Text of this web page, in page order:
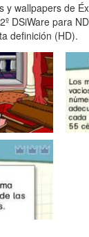
y wallpapers de
DSiWare para
definición (HD).